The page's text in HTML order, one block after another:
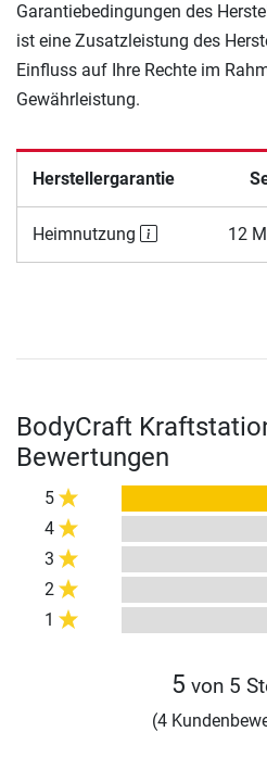
Garantiebedingungen des
ist eine Zusatzleistung des
Einfluss auf Ihre Rechte im
Gewährleistung.
Herstellergarantie
Heimnutzung 12
BodyCraft
Bewertungen
5
4
3
2
1
5 von 5
(4